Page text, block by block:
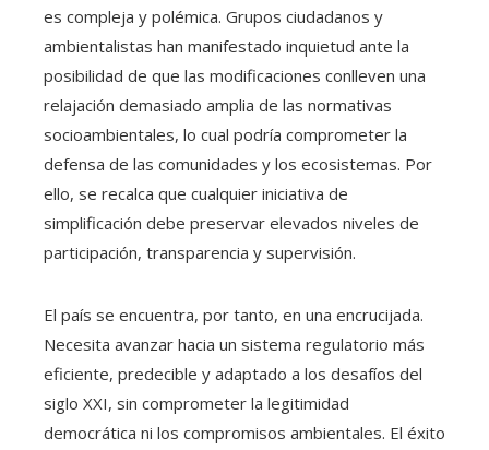
es compleja y polémica. Grupos ciudadanos y
ambientalistas han manifestado inquietud ante la
posibilidad de que las modificaciones conlleven una
relajación demasiado amplia de las normativas
socioambientales, lo cual podría comprometer la
defensa de las comunidades y los ecosistemas. Por
ello, se recalca que cualquier iniciativa de
simplificación debe preservar elevados niveles de
participación, transparencia y supervisión.
El país se encuentra, por tanto, en una encrucijada.
Necesita avanzar hacia un sistema regulatorio más
eficiente, predecible y adaptado a los desafíos del
siglo XXI, sin comprometer la legitimidad
democrática ni los compromisos ambientales. El éxito